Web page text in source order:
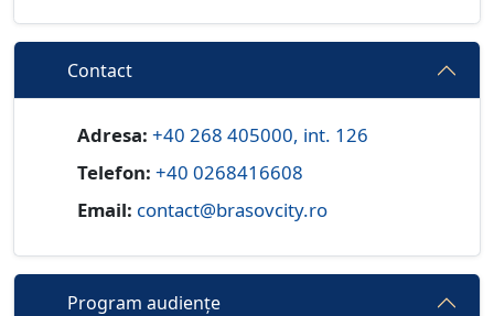
Contact
Adresa: +40 268 405000, int. 126
Telefon: +40 0268416608
Email: contact@brasovcity.ro
Program audiențe